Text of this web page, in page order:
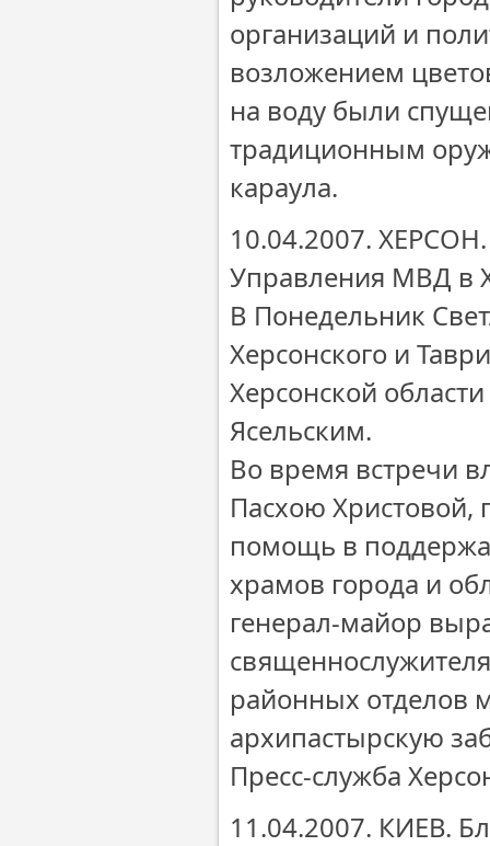
организаций и
возложением
на воду были
традиционным
караула.
10.04.2007.
Управления МВД в
В Понедельник
Херсонского и
Херсонской
Ясельским.
Во время встречи
Пасхою Христовой,
помощь в
храмов города и
генерал-майор
районных отделов
архипастырскую
Пресс-служба
11.04.2007. КИЕВ.